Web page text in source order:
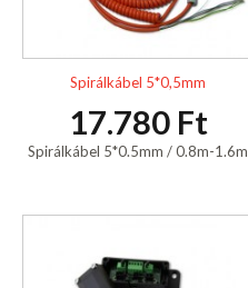
Spirálkábel 5*0,5mm
17.780 Ft
Spirálkábel 5*0.5mm / 0.8m-1.6m